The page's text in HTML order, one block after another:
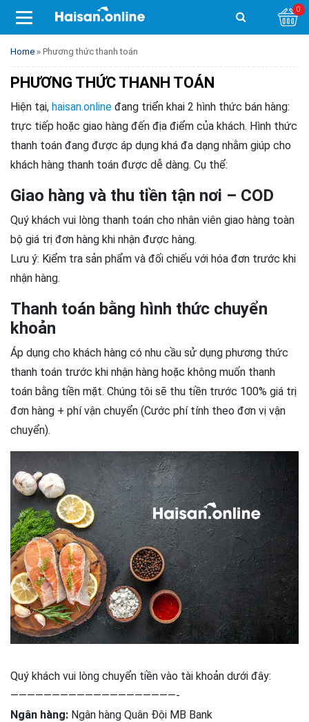
0
Home » Phương thức thanh toán
PHƯƠNG THỨC THANH TOÁN
Hiện tại, haisan.online đang triển khai 2 hình thức bán hàng:
trực tiếp hoặc giao hàng đến địa điểm của khách. Hình thức
thanh toán đang được áp dụng khá đa dạng nhằm giúp cho
khách hàng thanh toán được dễ dàng. Cụ thể:
Giao hàng và thu tiền tận nơi – COD
Quý khách vui lòng thanh toán cho nhân viên giao hàng toàn
bộ giá trị đơn hàng khi nhận được hàng.
Lưu ý: Kiểm tra sản phẩm và đối chiếu với hóa đơn trước khi
nhận hàng.
Thanh toán bằng hình thức chuyển
khoản
Áp dụng cho khách hàng có nhu cầu sử dụng phương thức
thanh toán trước khi nhận hàng hoặc không muốn thanh
toán bằng tiền mặt. Chúng tôi sẽ thu tiền trước 100% giá trị
đơn hàng + phí vận chuyển (Cước phí tính theo đơn vị vận
chuyển).
Quý khách vui lòng chuyển tiền vào tài khoản dưới đây:
————————————————————-
Ngân hàng: Ngân hàng Quân Đội MB Bank